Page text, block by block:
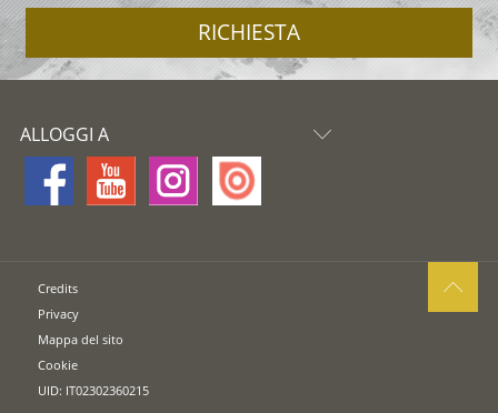
RICHIESTA
ALLOGGI A
Credits
Privacy
Mappa del sito
Cookie
UID: IT02302360215